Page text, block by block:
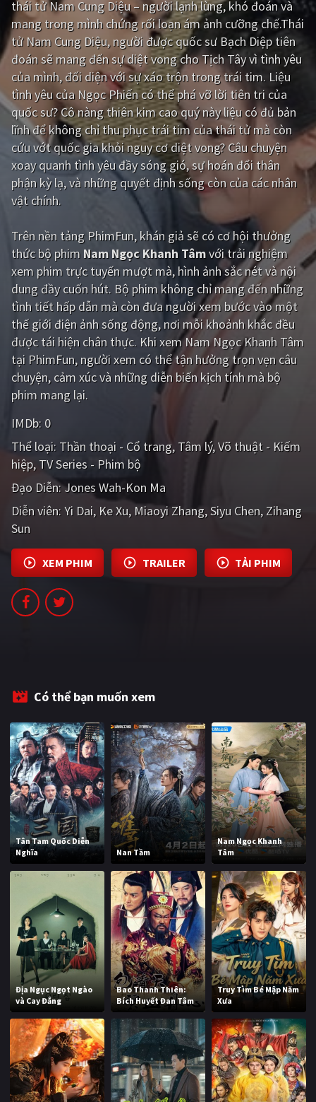
Giật gân Gia đình
Bí ẩn Lịch sử
Viễn Tây Tiểu sử
GameShow DramaTV
QUỐC GIA
Âu - Mỹ Trung Quốc - Hồng Kông
Hàn Quốc
Ấn Độ Việt Nam
Tổng hợp
CẬP NHẬT
PHIM MỚI
PHIM BỘ
PHIM LẺ
TUYỂN TẬP PHIM
BLOG
thái tử Nam Cung Diệu – người lạnh lùng, khó đoán và
mang trong mình chứng rối loạn ám ảnh cưỡng chế.Thái
tử Nam Cung Diệu, người được quốc sư Bạch Diệp tiên
đoán sẽ mang đến sự diệt vong cho Tịch Tây vì tình yêu
của mình, đối diện với sự xáo trộn trong trái tim. Liệu
tình yêu của Ngọc Phiến có thể phá vỡ lời tiên tri của
quốc sư? Cô nàng thiên kim cao quý này liệu có đủ bản
lĩnh để không chỉ thu phục trái tim của thái tử mà còn
cứu vớt quốc gia khỏi nguy cơ diệt vong? Câu chuyện
xoay quanh tình yêu đầy sóng gió, sự hoán đổi thân
phận kỳ lạ, và những quyết định sống còn của các nhân
vật chính.
Trên nền tảng PhimFun, khán giả sẽ có cơ hội thưởng
thức bộ phim Nam Ngọc Khanh Tâmvới trải nghiệm
xem phim trực tuyến mượt mà, hình ảnh sắc nét và nội
dung đầy cuốn hút. Bộ phim không chỉ mang đến những
tình tiết hấp dẫn mà còn đưa người xem bước vào một
thế giới điện ảnh sống động, nơi mỗi khoảnh khắc đều
được tái hiện chân thực. Khi xem Nam Ngọc Khanh Tâm
tại PhimFun, người xem có thể tận hưởng trọn vẹn câu
chuyện, cảm xúc và những diễn biến kịch tính mà bộ
phim mang lại.
IMDb: 0
Thể loại: Thần thoại - Cổ trang Tâm lý Võ thuật - Kiếm
hiệp TV Series - Phim bộ
Đạo Diễn:Jones Wah-Kon Ma
Diễn viên: Yi Dai Ke Xu Miaoyi Zhang Siyu Chen Zihang
Sun
XEM PHIM TRAILER TẢI PHIM
Có thể bạn muốn xem
Tân Tam Quốc Diễn
Nghĩa
Nan Tầm
Nam Ngọc Khanh
Tâm
Địa Ngục Ngọt Ngào
và Cay Đắng
Bao Thanh Thiên:
Bích Huyết Đan Tâm
Truy Tìm Bé Mập Năm
Xưa